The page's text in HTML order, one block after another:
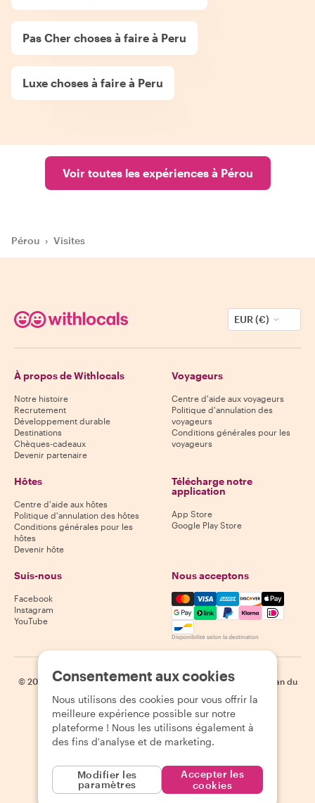
Pas Cher choses à faire à Peru
Luxe choses à faire à Peru
Voir toutes les expériences à Pérou
Pérou › Visites
EUR (€)
À propos de Withlocals
Notre histoire
Recrutement
Développement durable
Destinations
Chèques-cadeaux
Devenir partenaire
Voyageurs
Centre d'aide aux voyageurs
Politique d'annulation des
voyageurs
Conditions générales pour les
voyageurs
Hôtes
Centre d'aide aux hôtes
Politique d'annulation des hôtes
Conditions générales pour les
hôtes
Devenir hôte
Télécharge notre
application
App Store
Google Play Store
Suis-nous
Facebook
Instagram
YouTube
Nous acceptons
Mastercard, Visa, Amex,
Disponibilité selon la destination
© 2026 Withlocals.com | Politique de confidentialité | Cookies
Plan du
site
Consentement aux cookies
Nous utilisons des cookies pour vous offrir la
meilleure expérience possible sur notre
plateforme ! Nous les utilisons également à
des fins d'analyse et de marketing.
Modifier les
paramètres
Accepter les
cookies